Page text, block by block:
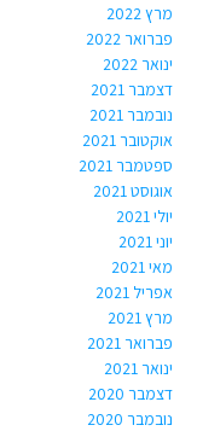
מרץ 2022
פברואר 2022
ינואר 2022
דצמבר 2021
נובמבר 2021
אוקטובר 2021
ספטמבר 2021
אוגוסט 2021
יולי 2021
יוני 2021
מאי 2021
אפריל 2021
מרץ 2021
פברואר 2021
ינואר 2021
דצמבר 2020
נובמבר 2020